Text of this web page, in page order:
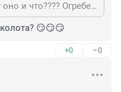
???????????????? Ну выйдет оно и что???? Огребет от ЧЕТЫРЕХ малолетов по полной.Смысл????
😏😏😏
+0 –0